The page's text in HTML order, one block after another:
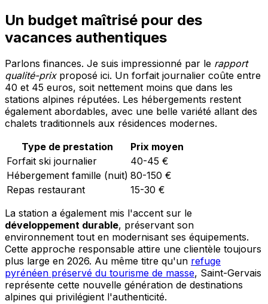
Un budget maîtrisé pour des
vacances authentiques
Parlons finances. Je suis impressionné par le rapport
qualité-prixproposé ici. Un forfait journalier coûte entre
40 et 45 euros, soit nettement moins que dans les
stations alpines réputées. Les hébergements restent
également abordables, avec une belle variété allant des
chalets traditionnels aux résidences modernes.
Type de prestation
Prix moyen
Forfait ski journalier
40-45 €
Hébergement famille (nuit) 80-150 €
Repas restaurant
15-30 €
La station a également mis l'accent sur le
développement durable, préservant son
environnement tout en modernisant ses équipements.
Cette approche responsable attire une clientèle toujours
plus large en 2026. Au même titre qu'un refuge
pyrénéen préservé du tourisme de masse, Saint-Gervais
représente cette nouvelle génération de destinations
alpines qui privilégient l'authenticité.